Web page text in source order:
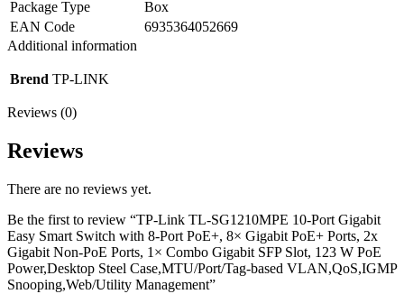
Package Type
Box
EAN Code
6935364052669
Additional information
Brend TP-LINK
Reviews (0)
Reviews
There are no reviews yet.
Be the first to review “TP-Link TL-SG1210MPE 10-Port Gigabit
Easy Smart Switch with 8-Port PoE+, 8× Gigabit PoE+ Ports, 2x
Gigabit Non-PoE Ports, 1× Combo Gigabit SFP Slot, 123 W PoE
Power,Desktop Steel Case,MTU/Port/Tag-based VLAN,QoS,IGMP
Snooping,Web/Utility Management”